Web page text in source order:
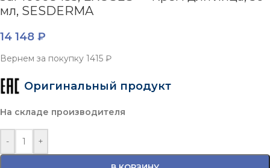
мл, SESDERMA
14 148 ₽
Вернем за покупку 1415 ₽
Оригинальный продукт
На складе производителя
- +